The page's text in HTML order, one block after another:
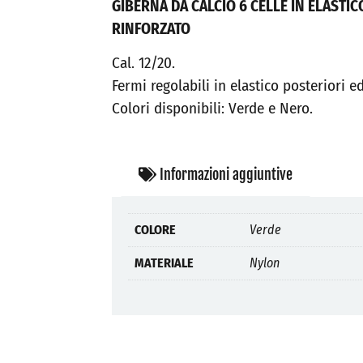
GIBERNA DA CALCIO 6 CELLE IN
RINFORZATO
Cal. 12/20.
Fermi regolabili in elastico posteriori
Colori disponibili: Verde e Nero.
Informazioni aggiuntive
COLORE Verde
MATERIALE Nylon